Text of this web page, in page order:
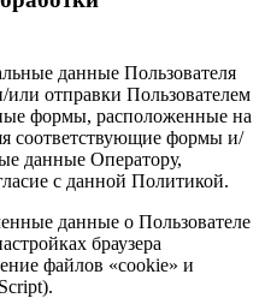
данные Пользователя
или отправки Пользователем
формы, расположенные на
соответствующие формы и/
данные Оператору,
с данной Политикой.
данные о Пользователе
браузера
файлов «cookie» и